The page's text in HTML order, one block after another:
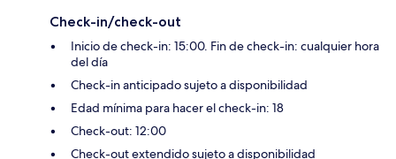
Check-in/check-out
Inicio de check-in: 15:00. Fin de check-in: cualquier hora
del día
Check-in anticipado sujeto a disponibilidad
Edad mínima para hacer el check-in: 18
Check-out: 12:00
Check-out extendido sujeto a disponibilidad